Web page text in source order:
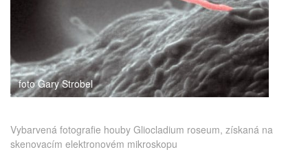
foto Gary Strobel
Vybarvená fotografie houby Gliocladium roseum, získaná na
skenovacím elektronovém mikroskopu